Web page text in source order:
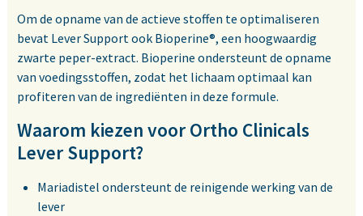
Om de opname van de actieve stoffen te optimaliseren
bevat Lever Support ook Bioperine®, een hoogwaardig
zwarte peper-extract. Bioperine ondersteunt de opname
van voedingsstoffen, zodat het lichaam optimaal kan
profiteren van de ingrediënten in deze formule.
Waarom kiezen voor Ortho Clinicals
Lever Support?
Mariadistel ondersteunt de reinigende werking van de
lever